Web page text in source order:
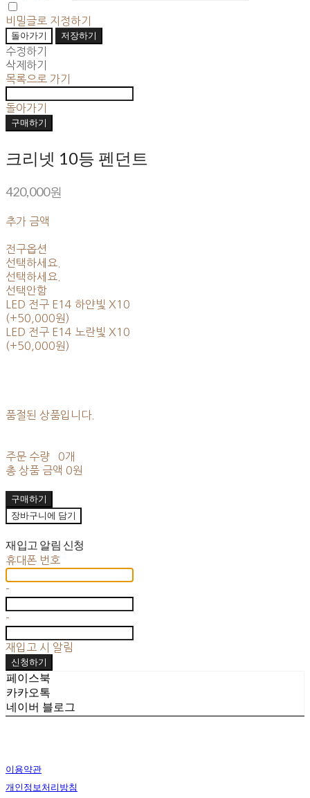
비밀글로 지정하기
돌아가기
저장하기
수정하기
삭제하기
목록으로 가기
돌아가기
구매하기
크리넷 10등 펜던트
420,000원
추가 금액
전구옵션
선택하세요.
선택하세요.
선택안함
LED 전구 E14 하얀빛 X10
(+50,000원)
LED 전구 E14 노란빛 X10
(+50,000원)
품절된 상품입니다.
주문 수량
0개
총 상품 금액 0원
구매하기
장바구니에 담기
재입고 알림 신청
휴대폰 번호
-
-
재입고 시 알림
신청하기
페이스북
카카오톡
네이버 블로그
이용약관
개인정보처리방침